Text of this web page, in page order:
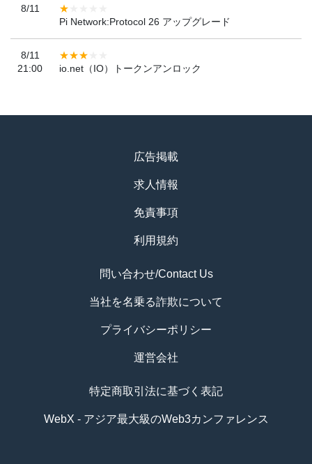
8/11
Pi Network:Protocol 26 アップグレード
8/11
21:00
io.net（IO）トークンアンロック
広告掲載
求人情報
免責事項
利用規約
問い合わせ/Contact Us
当社を名乗る詐欺について
プライバシーポリシー
運営会社
特定商取引法に基づく表記
WebX - アジア最大級のWeb3カンファレンス